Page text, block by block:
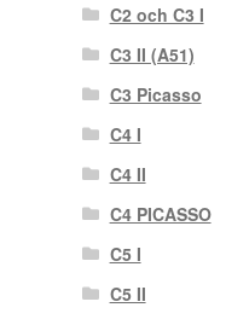
C2 och C3 I
C3 II (A51)
C3 Picasso
C4 I
C4 II
C4 PICASSO
C5 I
C5 II